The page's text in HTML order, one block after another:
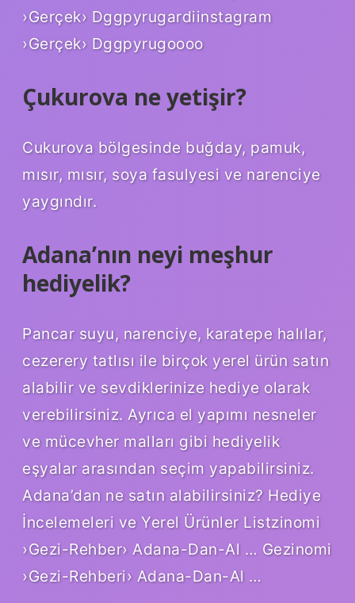
›Gerçek› Dggpyrugardiinstagram
›Gerçek› Dggpyrugoooo
Çukurova ne yetişir?
Cukurova bölgesinde buğday, pamuk,
mısır, mısır, soya fasulyesi ve narenciye
yaygındır.
Adana’nın neyi meşhur
hediyelik?
Pancar suyu, narenciye, karatepe halılar,
cezerery tatlısı ile birçok yerel ürün satın
alabilir ve sevdiklerinize hediye olarak
verebilirsiniz. Ayrıca el yapımı nesneler
ve mücevher malları gibi hediyelik
eşyalar arasından seçim yapabilirsiniz.
Adana’dan ne satın alabilirsiniz? Hediye
İncelemeleri ve Yerel Ürünler Listzinomi
›Gezi-Rehber› Adana-Dan-Al … Gezinomi
›Gezi-Rehberi› Adana-Dan-Al …